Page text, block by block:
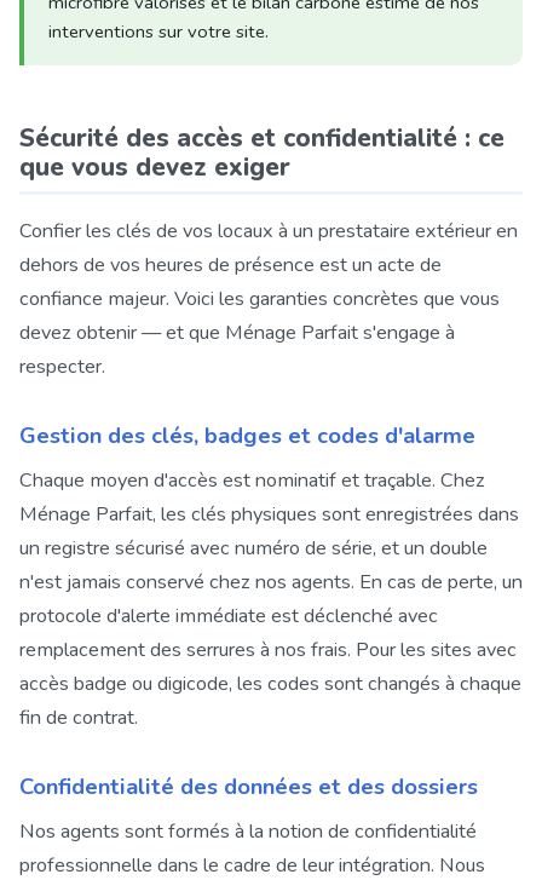
interventions sur votre site.
Sécurité des accès et confidentialité : ce
que vous devez exiger
Confier les clés de vos locaux à un prestataire extérieur en
dehors de vos heures de présence est un acte de
confiance majeur. Voici les garanties concrètes que vous
devez obtenir — et que Ménage Parfait s'engage à
respecter.
Gestion des clés, badges et codes d'alarme
Chaque moyen d'accès est nominatif et traçable. Chez
Ménage Parfait, les clés physiques sont enregistrées dans
un registre sécurisé avec numéro de série, et un double
n'est jamais conservé chez nos agents. En cas de perte, un
protocole d'alerte immédiate est déclenché avec
remplacement des serrures à nos frais. Pour les sites avec
accès badge ou digicode, les codes sont changés à chaque
fin de contrat.
Confidentialité des données et des dossiers
Nos agents sont formés à la notion de confidentialité
professionnelle dans le cadre de leur intégration. Nous